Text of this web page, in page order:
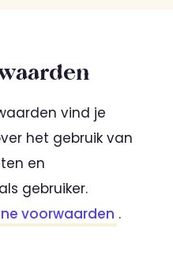
vind je
het gebruik van
en
gebruiker.
voorwaarden .